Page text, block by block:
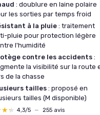
: doublure en laine polaire
les sorties par temps froid
à la pluie : traitement
pluie pour protection légère
l'humidité
contre les accidents :
la visibilité sur la route
de la chasse
tailles : proposé en
tailles (M disponible)
4,3/5 — 255 avis